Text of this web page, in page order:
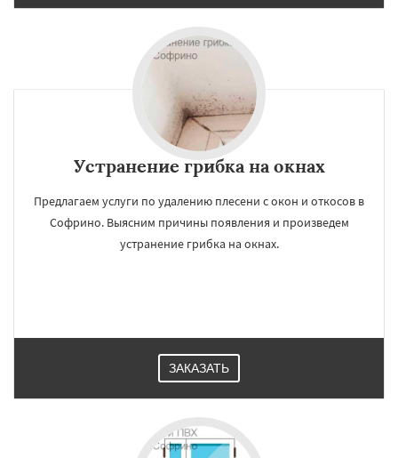
Устранение грибка на окнах
Предлагаем услуги по удалению плесени с окон и откосов в
Софрино. Выясним причины появления и произведем
устранение грибка на окнах.
ЗАКАЗАТЬ